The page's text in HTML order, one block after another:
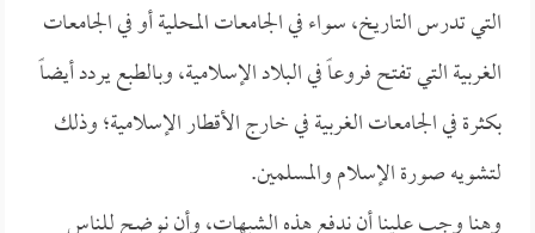
التي تدرس التاريخ، سواء في الجامعات المحلية أو في الجامعات
الغربية التي تفتح فروعاً في البلاد الإسلامية، وبالطبع يردد أيضاً
بكثرة في الجامعات الغربية في خارج الأقطار الإسلامية؛ وذلك
لتشويه صورة الإسلام والمسلمين.